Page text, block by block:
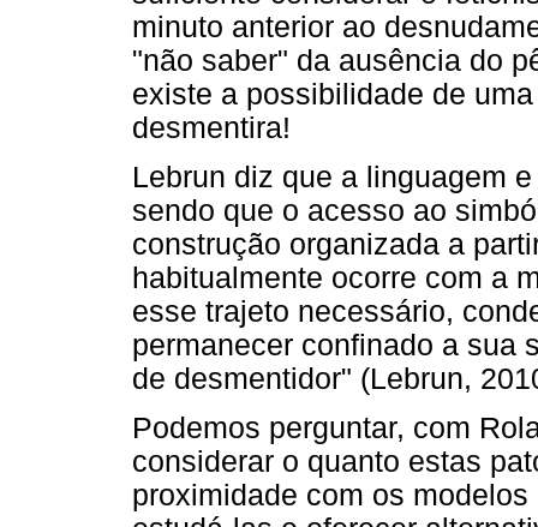
minuto anterior ao
"não saber" da ausência do
existe a possibilidade de
desmentira!
Lebrun diz que a linguagem
sendo que o acesso ao
construção organizada a
habitualmente ocorre com a
esse trajeto necessário,
permanecer confinado a sua
de desmentidor" (Lebrun,
Podemos perguntar, com
considerar o quanto estas
proximidade com os